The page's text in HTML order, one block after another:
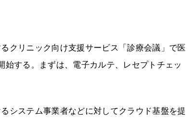
クリニック向け支援サービス「診療会議」で医
する。まずは、電子カルテ、レセプトチェッ
システム事業者などに対してクラウド基盤を提